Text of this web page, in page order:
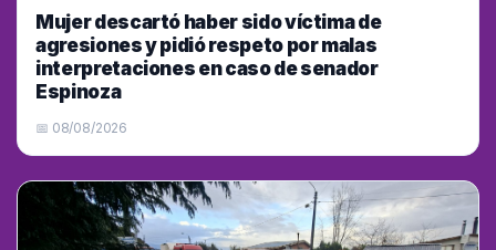
Mujer descartó haber sido víctima de
agresiones y pidió respeto por malas
interpretaciones en caso de senador
Espinoza
📅 08/08/2026